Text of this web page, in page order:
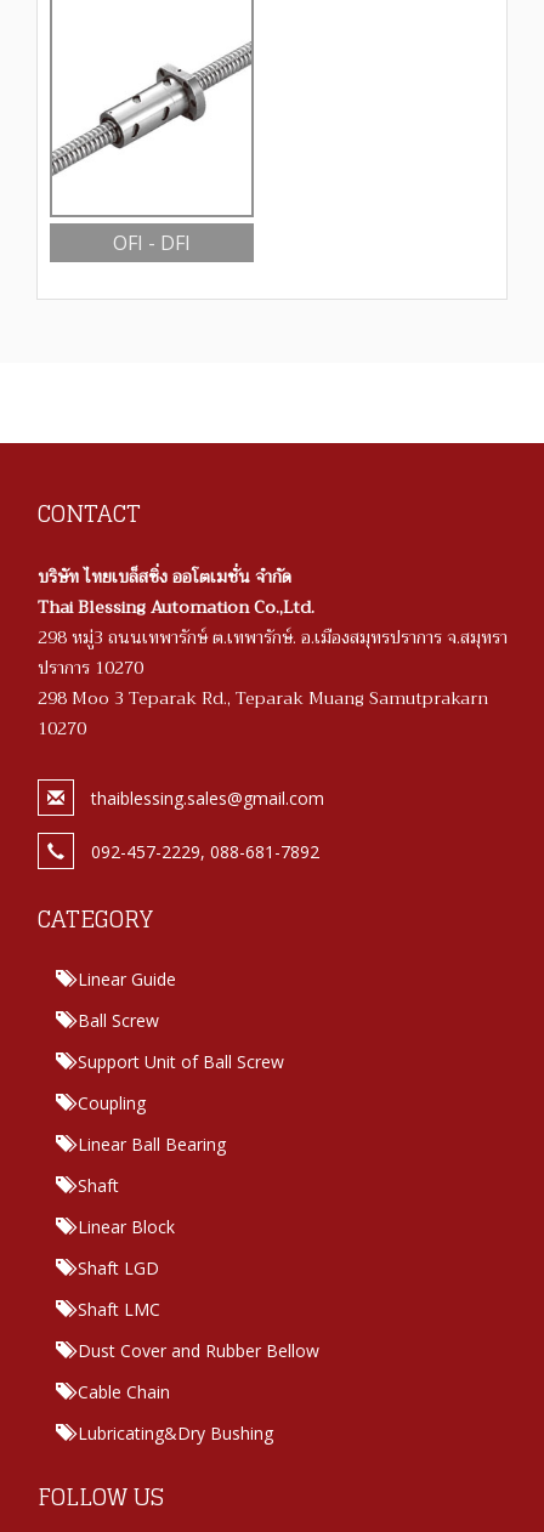
OFI - DFI
CONTACT
บริษัท ไทยเบล็สซิ่ง ออโตเมชั่น จำกัด
Thai Blessing Automation Co.,Ltd.
298 หมู่3 ถนนเทพารักษ์ ต.เทพารักษ์. อ.เมืองสมุทรปราการ จ.สมุทรา
ปราการ 10270
298 Moo 3 Teparak Rd., Teparak Muang Samutprakarn
10270
thaiblessing.sales@gmail.com
092-457-2229, 088-681-7892
CATEGORY
Linear Guide
Ball Screw
Support Unit of Ball Screw
Coupling
Linear Ball Bearing
Shaft
Linear Block
Shaft LGD
Shaft LMC
Dust Cover and Rubber Bellow
Cable Chain
Lubricating&Dry Bushing
FOLLOW US